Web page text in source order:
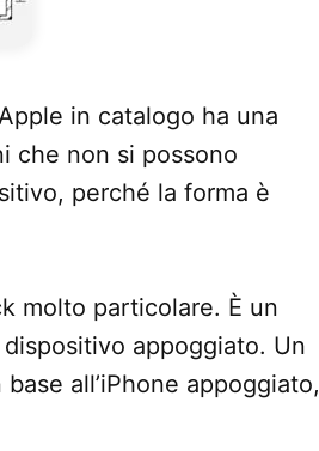
in catalogo ha una
che non si possono
perché la forma è
molto particolare. È un
appoggiato. Un
all’iPhone appoggiato,